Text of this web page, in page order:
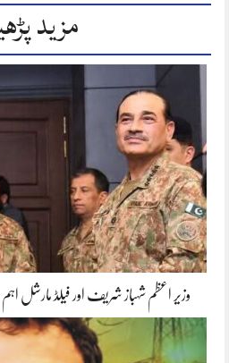
مزید
وزیر اعظم شہباز شریف اور فیلڈ مارشل